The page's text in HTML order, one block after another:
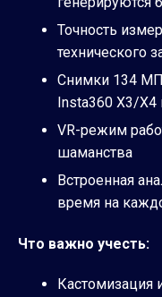
Точность
технического
Снимки 134
Insta360 X3/X4
VR-режим
шаманства
Встроенная
время на
Что важно учесть:
Кастомизация